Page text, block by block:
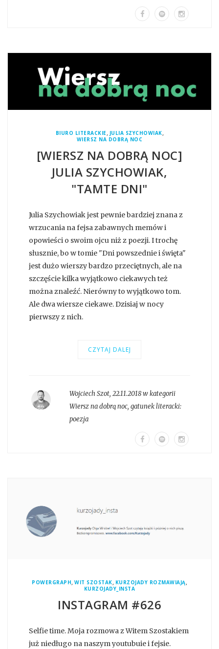
BIURO LITERACKIE, JULIA SZYCHOWIAK,
WIERSZ NA DOBRĄ NOC
[WIERSZ NA DOBRĄ NOC]
JULIA SZYCHOWIAK,
"TAMTE DNI"
Julia Szychowiak jest pewnie bardziej znana z
wrzucania na fejsa zabawnych memów i
opowieści o swoim ojcu niż z poezji. I trochę
słusznie, bo w tomie "Dni powszednie i święta"
jest dużo wierszy bardzo przeciętnych, ale na
szczęście kilka wyjątkowo ciekawych też
można znaleźć. Nierówny to wyjątkowo tom.
Ale dwa wiersze ciekawe. Dzisiaj w nocy
pierwszy z nich.
CZYTAJ DALEJ
Wojciech Szot, 22.11.2018 w kategorii
Wiersz na dobrą noc, gatunek literacki:
poezja
POWERGRAPH,WIT SZOSTAK, KURZOJADY ROZMAWIAJĄ,
KURZOJADY_INSTA
INSTAGRAM #626
Selfie time. Moja rozmowa z Witem Szostakiem
już niedługo na naszym youtubuie i fejsie.